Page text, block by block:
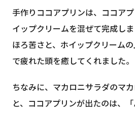
手作りココアプリンは、ココア
イップクリームを混ぜて完成し
ほろ苦さと、ホイップクリーム
で疲れた頭を癒してくれました。
ちなみに、マカロニサラダのマ
と、ココアプリンが出たのは、